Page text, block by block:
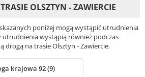
OLSZTYN - ZAWIERCIE
poniżej mogą wystąpić utrudnienia
utrudnienia wystąpią również podczas
drogą na trasie Olsztyn - Zawiercie.
krajowa 92 (9)